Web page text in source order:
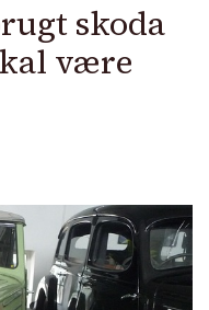
skoda
være